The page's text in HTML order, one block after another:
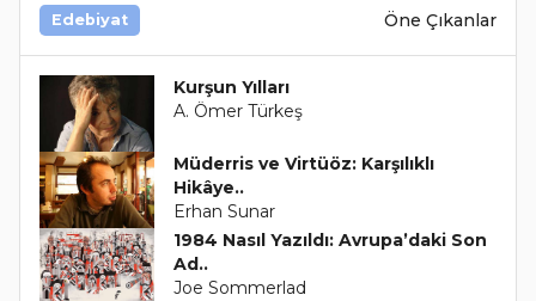
Edebiyat Öne Çıkanlar
Kurşun Yılları
A. Ömer Türkeş
Müderris ve Virtüöz: Karşılıklı
Hikâye..
Erhan Sunar
1984 Nasıl Yazıldı: Avrupa’daki Son
Ad..
Joe Sommerlad